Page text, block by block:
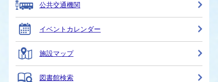
公共交通機関
イベントカレンダー
施設マップ
図書館検索